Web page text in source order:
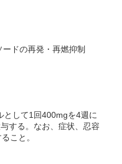
ドの再発・再燃抑制
として1回400mgを4週に
する。なお、症状、忍容
こと。